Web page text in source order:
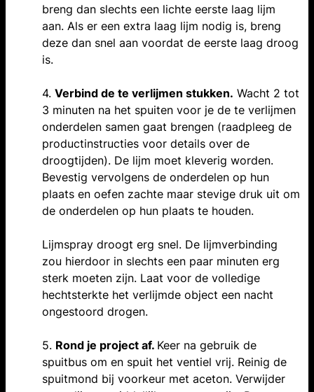
breng dan slechts een lichte eerste laag lijm
aan. Als er een extra laag lijm nodig is, breng
deze dan snel aan voordat de eerste laag droog
is.
4. Verbind de te verlijmen stukken. Wacht 2 tot
3 minuten na het spuiten voor je de te verlijmen
onderdelen samen gaat brengen (raadpleeg de
productinstructies voor details over de
droogtijden). De lijm moet kleverig worden.
Bevestig vervolgens de onderdelen op hun
plaats en oefen zachte maar stevige druk uit om
de onderdelen op hun plaats te houden.
Lijmspray droogt erg snel. De lijmverbinding
zou hierdoor in slechts een paar minuten erg
sterk moeten zijn. Laat voor de volledige
hechtsterkte het verlijmde object een nacht
ongestoord drogen.
5. Rond je project af. Keer na gebruik de
spuitbus om en spuit het ventiel vrij. Reinig de
spuitmond bij voorkeur met aceton. Verwijder